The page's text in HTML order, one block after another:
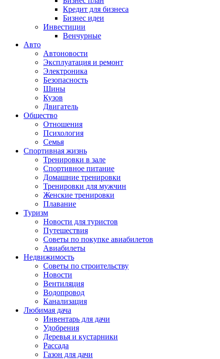
Кредит для бизнеса
Бизнес идеи
Инвестиции
Венчурные
Авто
Автоновости
Эксплуатация и ремонт
Электроника
Безопасность
Шины
Кузов
Двигатель
Общество
Отношения
Психология
Семья
Спортивная жизнь
Тренировки в зале
Спортивное питание
Домашние тренировки
Тренировки для мужчин
Женские тренировки
Плавание
Туризм
Новости для туристов
Путешествия
Советы по покупке авиабилетов
Авиабилеты
Недвижимость
Советы по строительству
Новости
Вентиляция
Водопровод
Канализация
Любимая дача
Инвентарь для дачи
Удобрения
Деревья и кустарники
Рассада
Газон для дачи